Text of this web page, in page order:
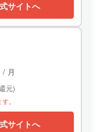
サイトへ
/ 月
元)
。
サイトへ